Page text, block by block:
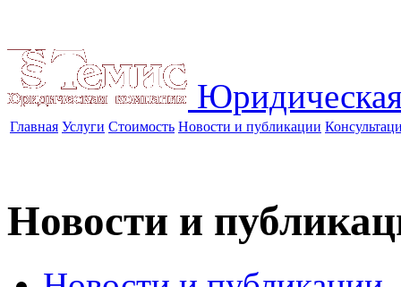
Главная Услуги Стоимость Новости и публикации
Новости и